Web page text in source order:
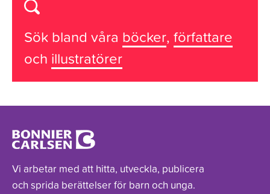
Sök bland våra böcker, författare
och illustratörer
Vi arbetar med att hitta, utveckla, publicera
och sprida berättelser för barn och unga.